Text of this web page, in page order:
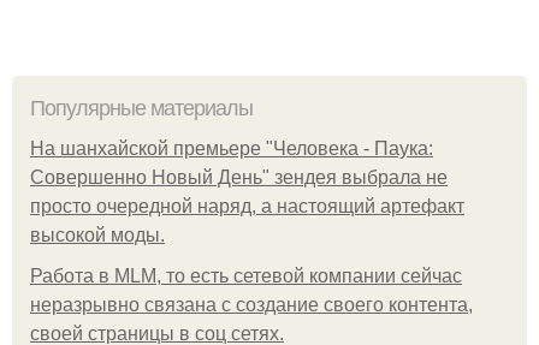
Популярные материалы
На шанхайской премьере "Человека - Паука:
Совершенно Новый День" зендея выбрала не
просто очередной наряд, а настоящий артефакт
высокой моды.
Работа в MLM, то есть сетевой компании сейчас
неразрывно связана с создание своего контента,
своей страницы в соц сетях.